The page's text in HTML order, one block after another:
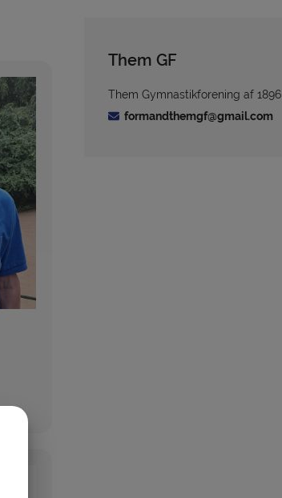
Them GF
Them Gymnastikforening af 1896
formandthemgf@gmail.com